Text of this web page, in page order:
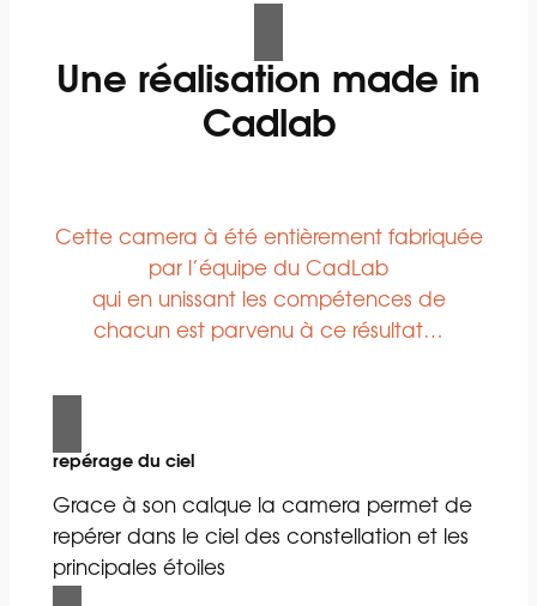
Une réalisation made in
Cadlab
Cette camera à été entièrement fabriquée
par l’équipe du CadLab
qui en unissant les compétences de
chacun est parvenu à ce résultat…
repérage du ciel
Grace à son calque la camera permet de
repérer dans le ciel des constellation et les
principales étoiles